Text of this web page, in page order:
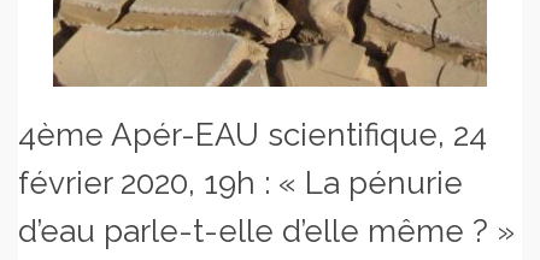
4ème Apér-EAU scientifique, 24
février 2020, 19h : « La pénurie
d’eau parle-t-elle d’elle même ? »